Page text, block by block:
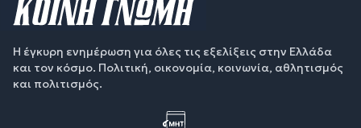
Η έγκυρη ενημέρωση για όλες τις εξελίξεις στην Ελλάδα
και τον κόσμο. Πολιτική, οικονομία, κοινωνία, αθλητισμός
και πολιτισμός.